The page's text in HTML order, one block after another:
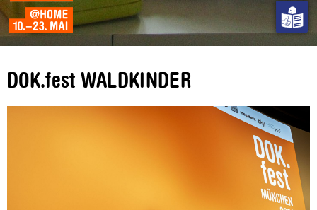
DOK.fest WALDKINDER